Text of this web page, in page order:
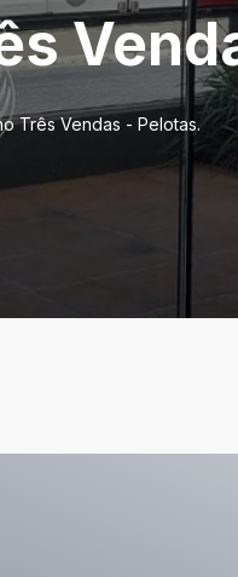
Três Vendas - Pelotas.